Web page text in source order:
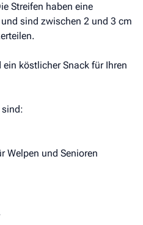
Streifen haben eine
sind zwischen 2 und 3 cm
köstlicher Snack für Ihren
sind:
Welpen und Senioren